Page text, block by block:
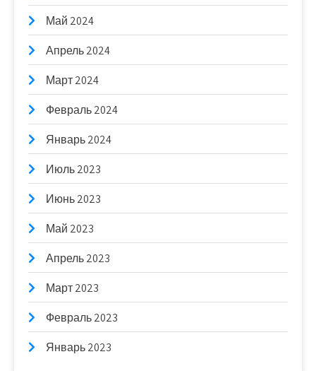
Май 2024
Апрель 2024
Март 2024
Февраль 2024
Январь 2024
Июль 2023
Июнь 2023
Май 2023
Апрель 2023
Март 2023
Февраль 2023
Январь 2023